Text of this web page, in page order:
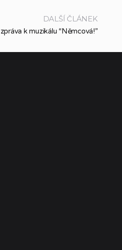
DALŠÍ ČLÁNEK
k muzikálu “Němcová!”